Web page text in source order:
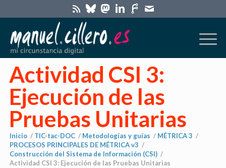
Actividad CSI 3:
Ejecución de las
Pruebas Unitarias
Inicio / TIC-tac-DOC / Metodologías y guías / MÉTRICA 3 /
PROCESOS PRINCIPALES DE MÉTRICA v3 /
Construcción del Sistema de Información (CSI) /
Actividad CSI 3: Ejecución de las Pruebas Unitarias